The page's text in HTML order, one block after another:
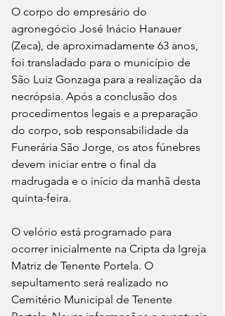
O corpo do empresário do
agronegócio José Inácio Hanauer
(Zeca), de aproximadamente 63 anos,
foi transladado para o município de
São Luiz Gonzaga para a realização da
necrópsia. Após a conclusão dos
procedimentos legais e a preparação
do corpo, sob responsabilidade da
Funerária São Jorge, os atos fúnebres
devem iniciar entre o final da
madrugada e o início da manhã desta
quinta-feira.
O velório está programado para
ocorrer inicialmente na Cripta da Igreja
Matriz de Tenente Portela. O
sepultamento será realizado no
Cemitério Municipal de Tenente